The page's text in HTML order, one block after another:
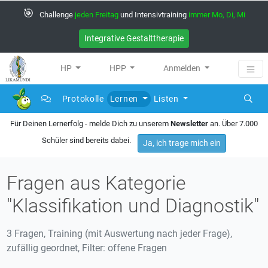
🎯 Challenge jeden Freitag und Intensivtraining immer Mo, Di, Mi
Integrative Gestalttherapie
HP HPP Anmelden
Protokolle Lernen Listen
Für Deinen Lernerfolg - melde Dich zu unserem Newsletter an. Über 7.000
Schüler sind bereits dabei.
Ja, ich trage mich ein
Fragen aus Kategorie
"Klassifikation und Diagnostik"
3 Fragen, Training (mit Auswertung nach jeder Frage),
zufällig geordnet, Filter: offene Fragen